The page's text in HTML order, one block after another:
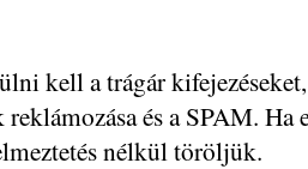
kell a trágár
és a SPAM. Ha
nélkül töröljük.